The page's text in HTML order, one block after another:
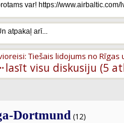
var! https://www.airbaltic.com/
atpakaļ arī...
Tiešais lidojums no Rīgas
lasīt visu diskusiju (5
Dortmund (12)